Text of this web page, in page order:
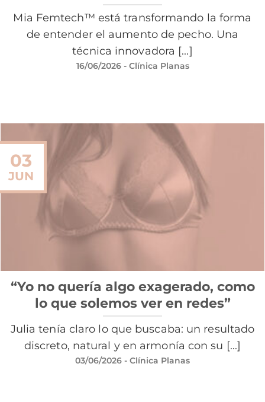
Mia Femtech™ está transformando la forma
de entender el aumento de pecho. Una
técnica innovadora [...]
16/06/2026- Clínica Planas
“Yo no quería algo exagerado, como
lo que solemos ver en redes”
Julia tenía claro lo que buscaba: un resultado
discreto, natural y en armonía con su [...]
03/06/2026 - Clínica Planas
03
JUN